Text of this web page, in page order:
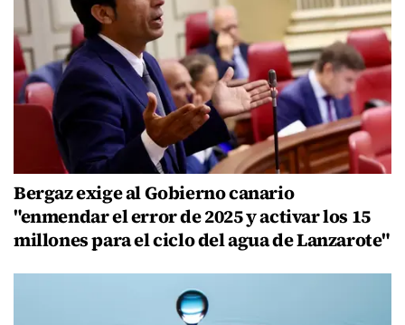
Bergaz exige al Gobierno canario
"enmendar el error de 2025 y activar los 15
millones para el ciclo del agua de Lanzarote"